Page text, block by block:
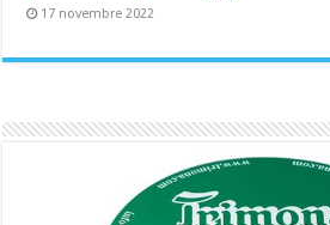
17 novembre 2022